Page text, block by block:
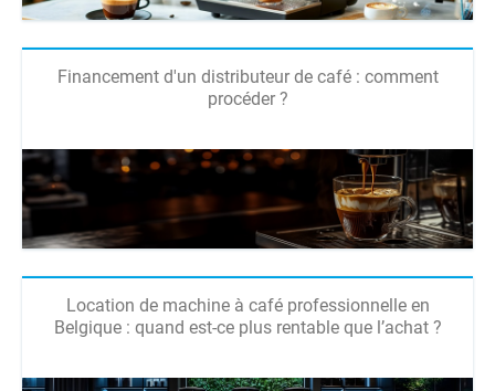
Financement d'un distributeur de café : comment
procéder ?
Location de machine à café professionnelle en
Belgique : quand est-ce plus rentable que l’achat ?